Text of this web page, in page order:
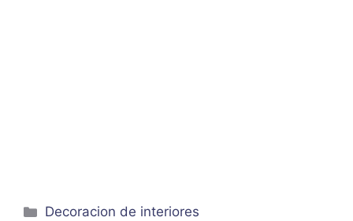
Categorías
Decoracion de interiores